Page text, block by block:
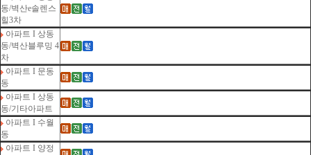
동/벽산e솔렌스
힐3차
아파트 I 상동
동/벽산블루밍 4
차
아파트 I 문동
동
아파트 I 상동
동/기타아파트
아파트 I 수월
동
아파트 I 양정